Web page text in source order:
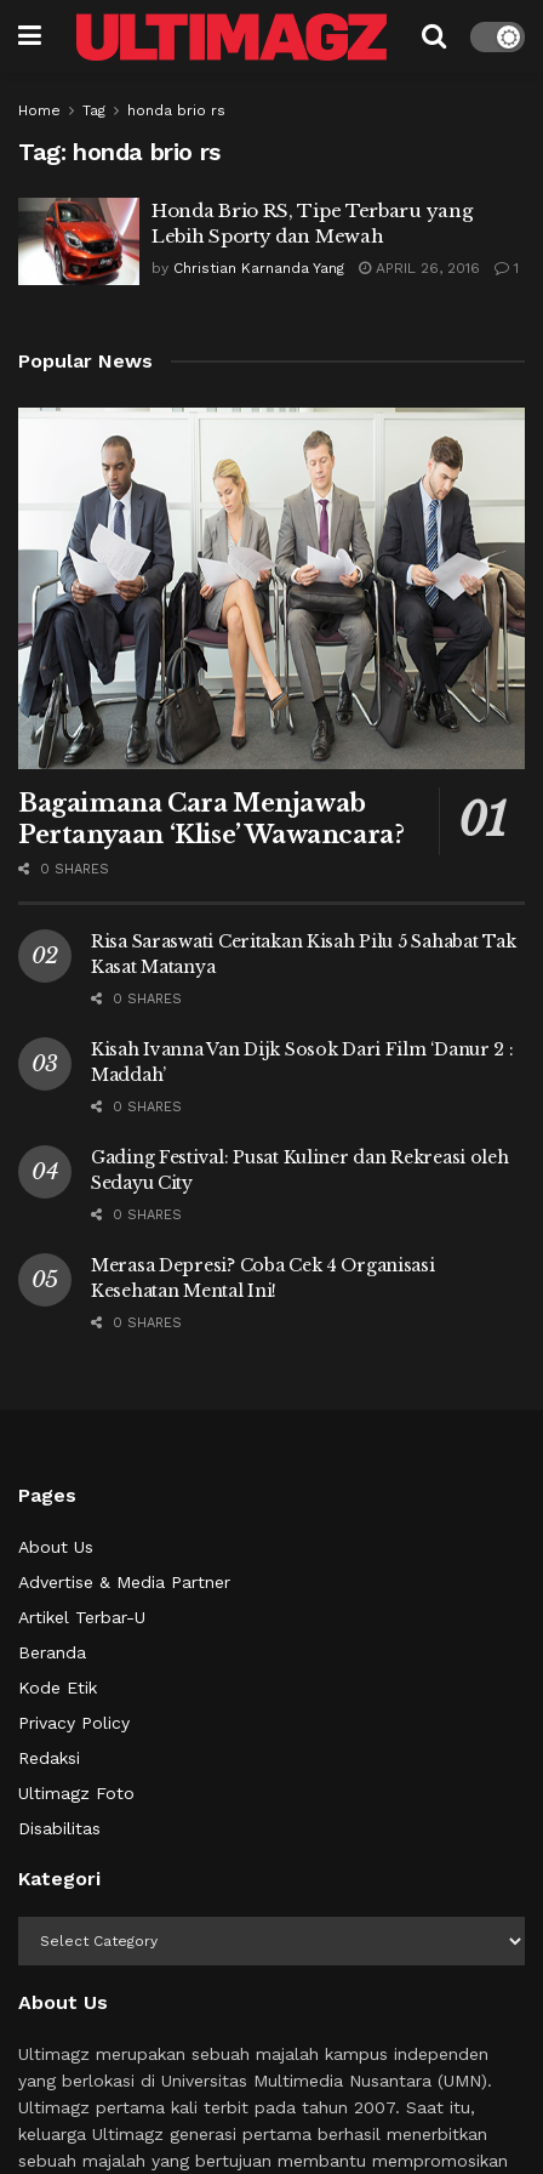
Home Tag honda brio rs
Tag: honda brio rs
Honda Brio RS, Tipe Terbaru yang
Lebih Sporty dan Mewah
by Christian Karnanda Yang APRIL 26, 2016 1
Popular News
Bagaimana Cara Menjawab
Pertanyaan ‘Klise’ Wawancara?
0 SHARES
Risa Saraswati Ceritakan Kisah Pilu 5 Sahabat Tak
Kasat Matanya
0 SHARES
Kisah Ivanna Van Dijk Sosok Dari Film ‘Danur 2 :
Maddah’
0 SHARES
Gading Festival: Pusat Kuliner dan Rekreasi oleh
Sedayu City
0 SHARES
Merasa Depresi? Coba Cek 4 Organisasi
Kesehatan Mental Ini!
0 SHARES
Pages
About Us
Advertise & Media Partner
Artikel Terbar-U
Beranda
Kode Etik
Privacy Policy
Redaksi
Ultimagz Foto
Disabilitas
Kategori
About Us
Ultimagz merupakan sebuah majalah kampus independen
yang berlokasi di Universitas Multimedia Nusantara (UMN).
Ultimagz pertama kali terbit pada tahun 2007. Saat itu,
keluarga Ultimagz generasi pertama berhasil menerbitkan
sebuah majalah yang bertujuan membantu mempromosikan